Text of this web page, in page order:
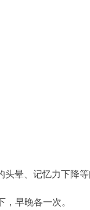
晕、记忆力下降等
早晚各一次。